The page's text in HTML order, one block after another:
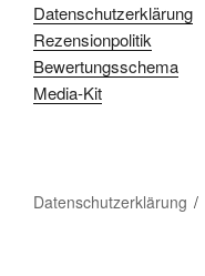
Datenschutzerklärung
Rezensionpolitik
Bewertungsschema
Media-Kit
Datenschutzerklärung